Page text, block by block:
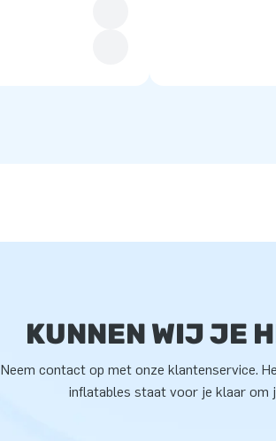
KUNNEN WIJ JE
Neem contact op met onze klantenservice.
inflatables staat voor je klaar om